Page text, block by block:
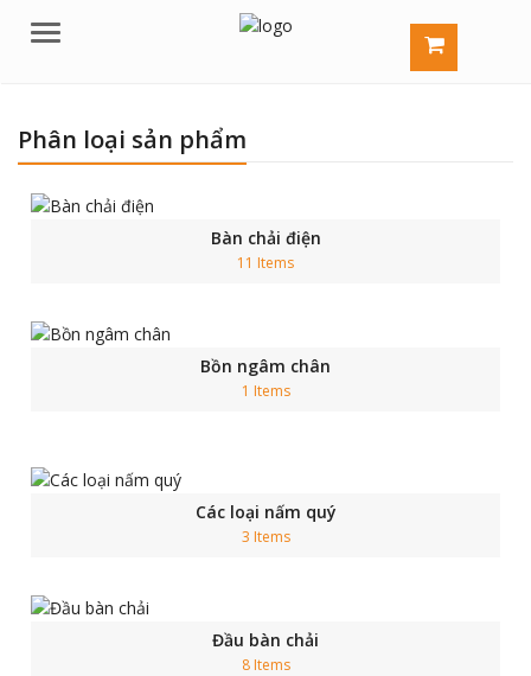
Menu
Phân loại sản phẩm
Bàn chải điện
11 Items
Bồn ngâm chân
1 Items
Các loại nấm quý
3 Items
Đầu bàn chải
8 Items